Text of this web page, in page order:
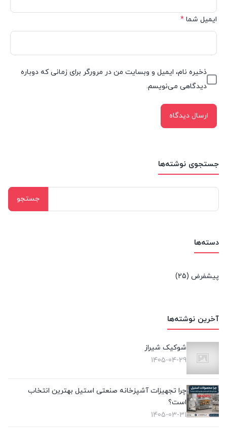
جستجوی نوشته‌ها
برای:
دسته‌ها
پیشفرض (25)
آخرین نوشته‌ها
شوکیک شیراز
1405-04-29
چرا تجهیزات آشپزخانه صنعتی استیل بهترین انتخاب
است؟
1405-03-31
ایمیل شما *
ذخیره نام، ایمیل و وبسایت من در مرورگر برای زمانی که دوباره
دیدگاهی می‌نویسم.